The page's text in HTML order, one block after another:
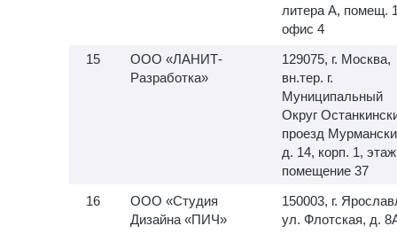
литера А, помещ.
офис 4
ООО «ЛАНИТ-
Разработка»
129075, г. Москва,
вн.тер. г.
Муниципальный
Округ
проезд
д. 14, корп. 1,
помещение 37
ООО «Студия
Дизайна «ПИЧ»
150003, г.
ул. Флотская, д.